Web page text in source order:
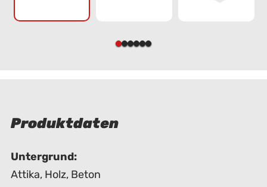
Produktdaten
Untergrund:
Attika, Holz, Beton